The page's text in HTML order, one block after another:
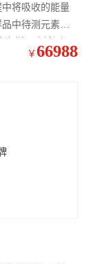
将吸收的能量
中待测元素的
样品中被测元
到高能态，很
￥ 66988